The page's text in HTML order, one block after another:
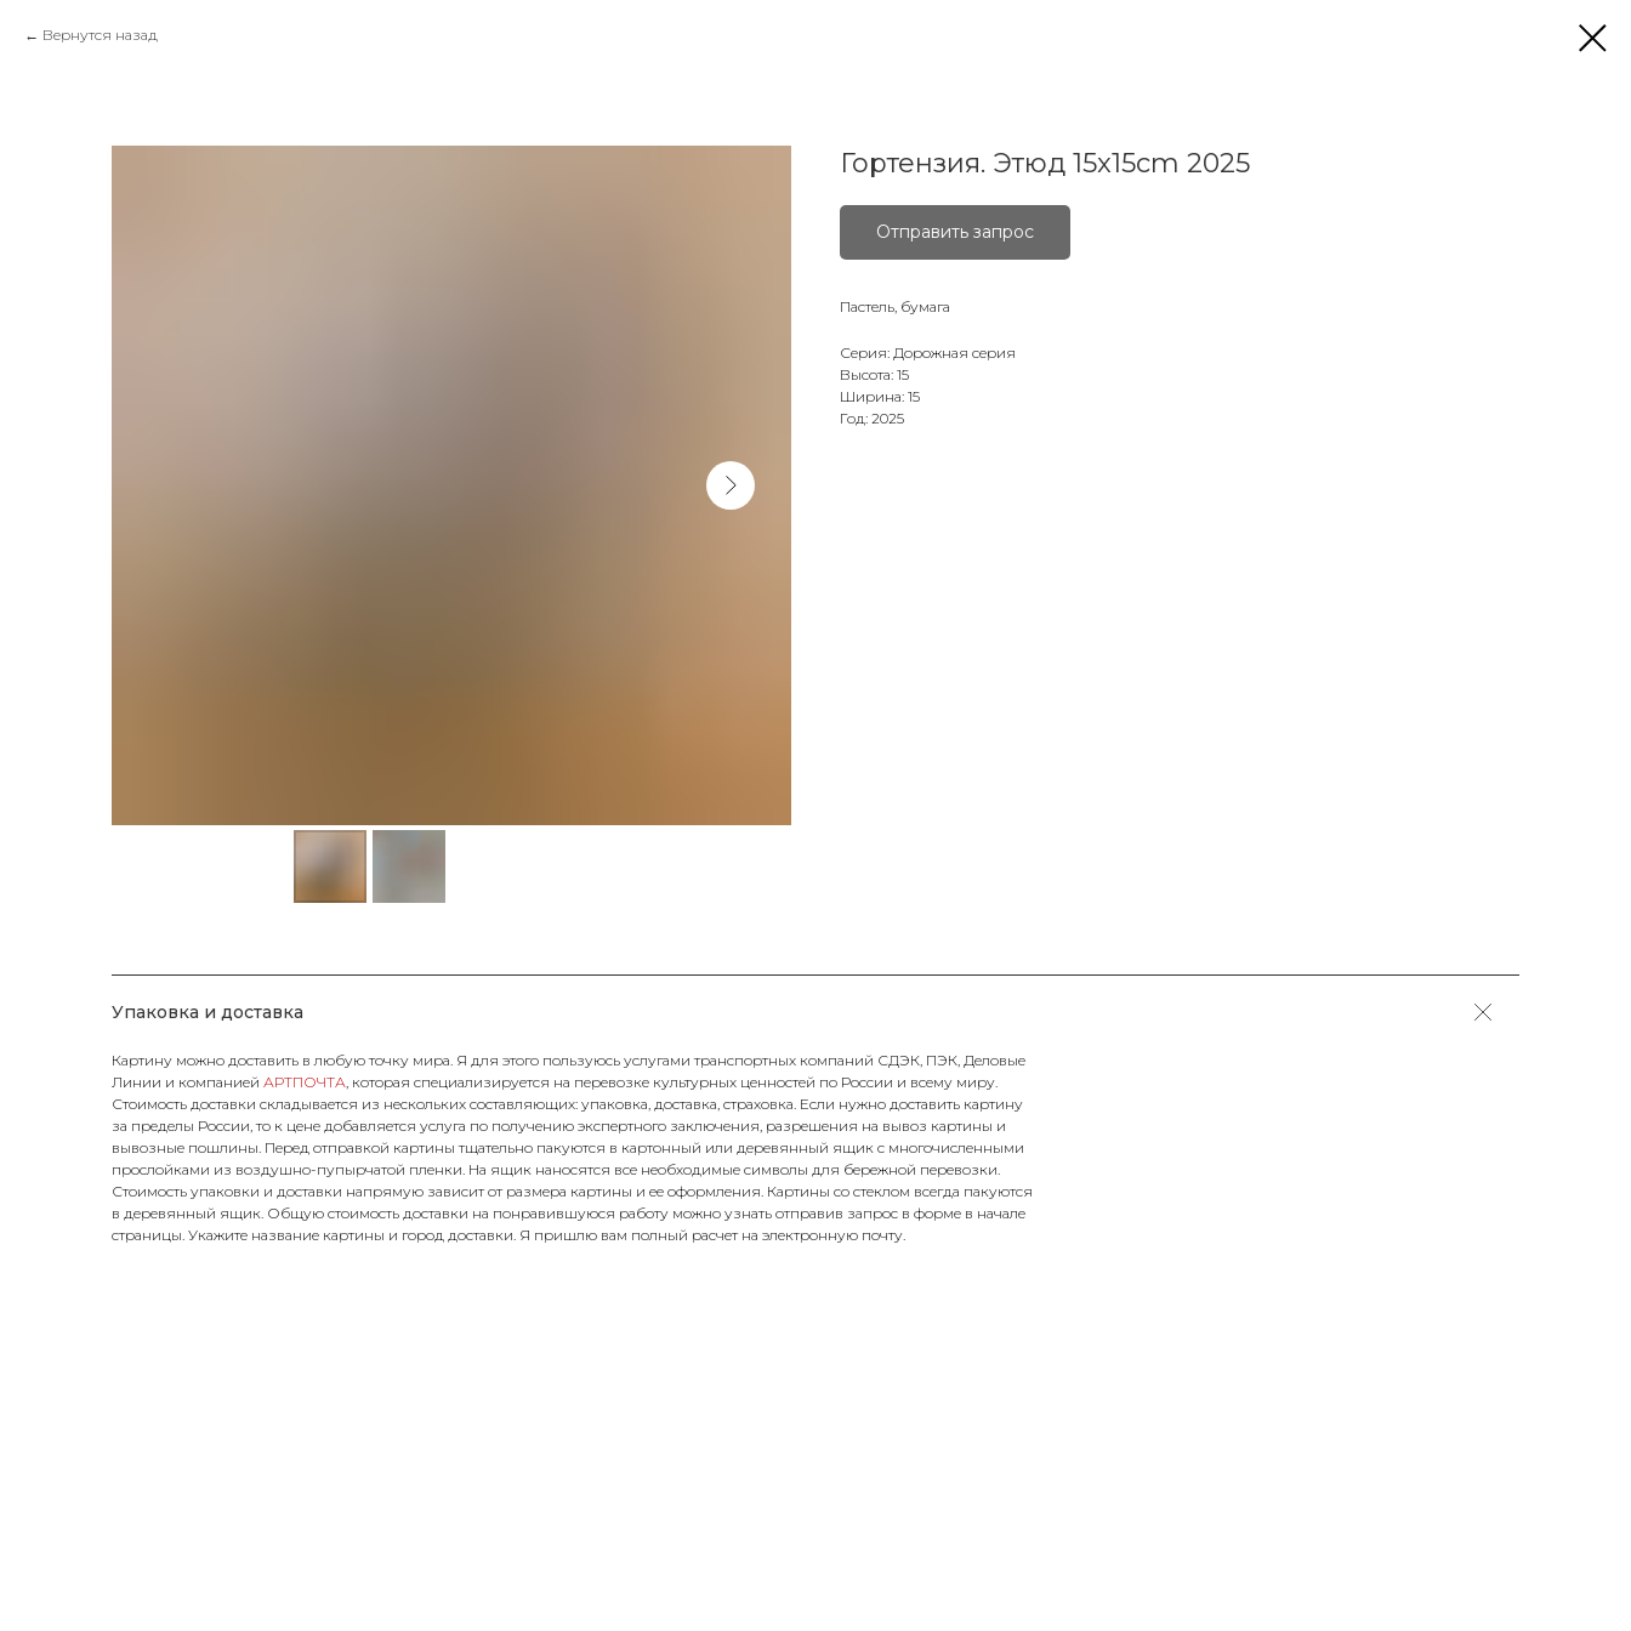
Вернутся назад
Гортензия. Этюд 15x15cm 2025
Отправить запрос
Пастель, бумага
Серия: Дорожная серия
Высота: 15
Ширина: 15
Год: 2025
Упаковка и доставка
Картину можно доставить в любую точку мира. Я для этого пользуюсь услугами транспортных компаний СДЭК, ПЭК, Деловые
Линии и компанией АРТПОЧТА, которая специализируется на перевозке культурных ценностей по России и всему миру.
Стоимость доставки складывается из нескольких составляющих: упаковка, доставка, страховка. Если нужно доставить картину
за пределы России, то к цене добавляется услуга по получению экспертного заключения, разрешения на вывоз картины и
вывозные пошлины. Перед отправкой картины тщательно пакуются в картонный или деревянный ящик с многочисленными
прослойками из воздушно-пупырчатой пленки. На ящик наносятся все необходимые символы для бережной перевозки.
Стоимость упаковки и доставки напрямую зависит от размера картины и ее оформления. Картины со стеклом всегда пакуются
в деревянный ящик. Общую стоимость доставки на понравившуюся работу можно узнать отправив запрос в форме в начале
страницы. Укажите название картины и город доставки. Я пришлю вам полный расчет на электронную почту.